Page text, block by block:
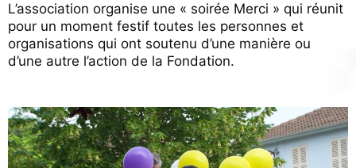
L’association organise une « soirée Merci » qui réunit
pour un moment festif toutes les personnes et
organisations qui ont soutenu d’une manière ou
d’une autre l’action de la Fondation.